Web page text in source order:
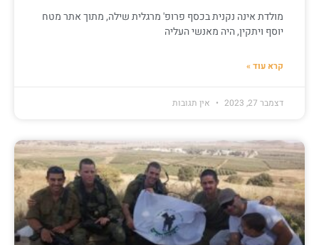
מולדת אינה נקנית בכסף פרופ' מרגלית שילה, מתוך אתר מטח
יוסף ויתקין, היה מאנשי העליה
קרא עוד »
דצמבר 27, 2023 אין תגובות